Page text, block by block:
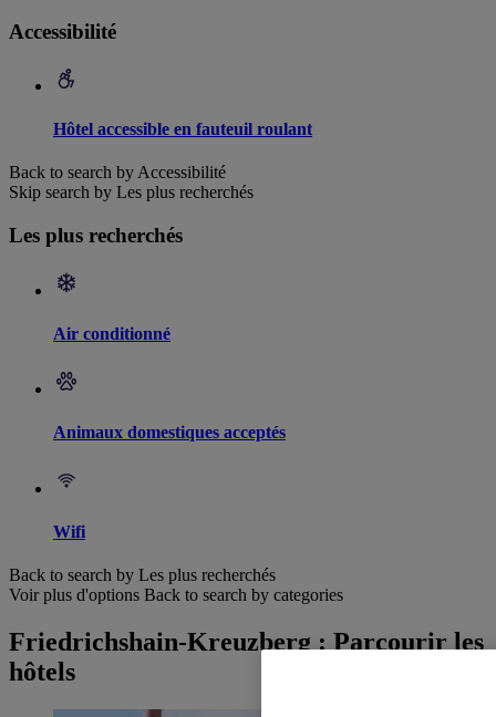
Accessibilité
Hôtel accessible en fauteuil roulant
Back to search by Accessibilité
Skip search by Les plus recherchés
Les plus recherchés
Air conditionné
Animaux domestiques acceptés
Wifi
Back to search by Les plus recherchés
Voir plus d'options Back to search by categories
Friedrichshain-Kreuzberg : Parcourir les
hôtels